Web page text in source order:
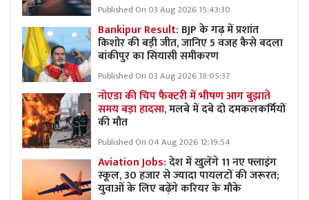
Published On 03 Aug 2026 15:43:30
Bankipur Result: BJP के गढ़ में प्रशांत
किशोर की बड़ी जीत, जानिए 5 वजह कैसे बदला
बांकीपुर का सियासी समीकरण
Published On 03 Aug 2026 18:05:37
नोएडा की चिप फैक्टरी में भीषण आग बुझाते
समय बड़ा हादसा,मलबे में दबे दो दमकलकर्मियों
की मौत
Published On 04 Aug 2026 12:19:54
Aviation Jobs:देश में खुलेंगे 11 नए फ्लाइंग
स्कूल, 30 हजार से ज्यादा पायलटों की जरूरत;
युवाओं के लिए बढ़ेंगे करियर के मौके